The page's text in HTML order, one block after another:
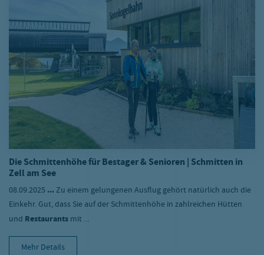
Die Schmittenhöhe für Bestager & Senioren | Schmitten in
Zell am See
08.09.2025 ... Zu einem gelungenen Ausflug gehört natürlich auch die
Einkehr. Gut, dass Sie auf der Schmittenhöhe in zahlreichen Hütten
und Restaurants mit ...
Mehr Details